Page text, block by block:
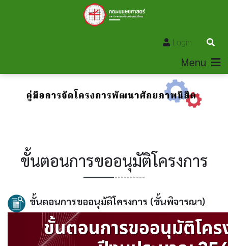
Login
Menu
ขั้นตอนการขออนุมัติโครงการ
ขั้นตอนการขออนุมัติโครงการ (ขั้นพิจารณา)